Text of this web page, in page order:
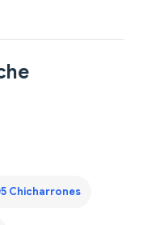
Chicharrones